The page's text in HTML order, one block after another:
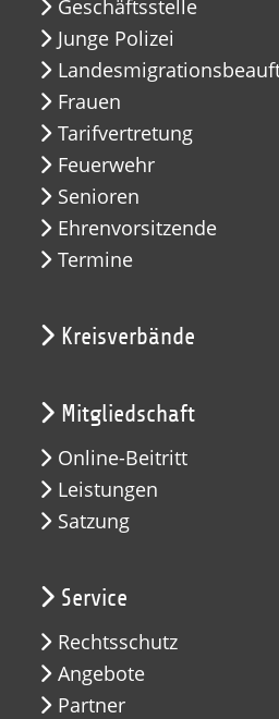
Geschäftsstelle
Junge Polizei
Frauen
Tarifvertretung
Feuerwehr
Senioren
Ehrenvorsitzende
Termine
Kreisverbände
Mitgliedschaft
Online-Beitritt
Leistungen
Satzung
Service
Rechtsschutz
Angebote
Partner